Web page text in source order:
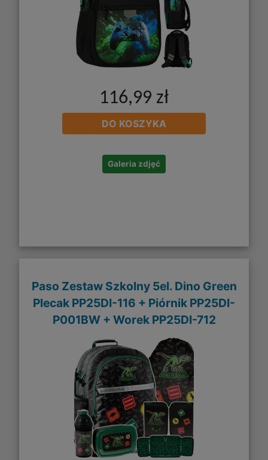
116,99 zł
DO KOSZYKA
Galeria zdjęć
Paso Zestaw Szkolny 5el. Dino Green
Plecak PP25DI-116 + Piórnik PP25DI-
P001BW + Worek PP25DI-712